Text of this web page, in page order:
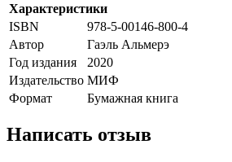
Характеристики
ISBN
978-5-00146-800-4
Автор
Гаэль Альмерэ
Год издания
2020
Издательство МИФ
Формат
Бумажная книга
Написать отзыв